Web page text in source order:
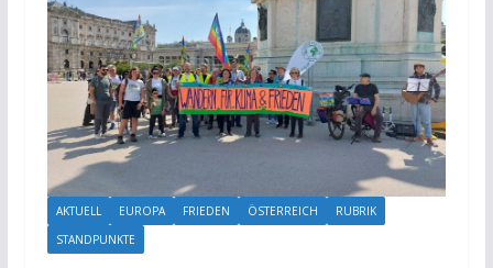
AKTUELL EUROPA FRIEDEN ÖSTERREICH
RUBRIK
STANDPUNKTE